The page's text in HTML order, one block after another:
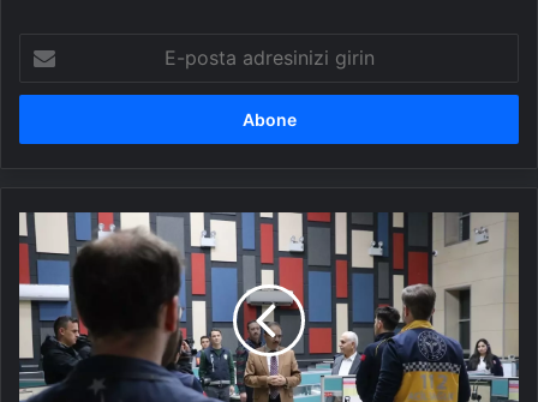
posta
adresinizi
Siirt
Valisi
Yılbaşı
Gecesi
Ziyaretleri